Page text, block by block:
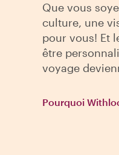
Que vous
culture, une
pour vous! Et
être
voyage
Pourquoi